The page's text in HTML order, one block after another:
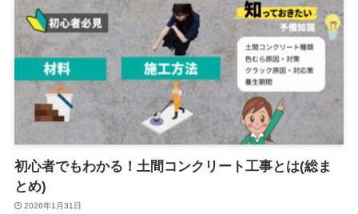
初心者でもわかる！土間コンクリート工事とは(総ま
とめ)
2026年1月31日